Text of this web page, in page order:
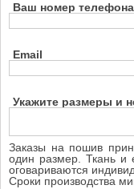
Ваш номер телефона
Email
Укажите размеры и
Заказы на пошив
один размер. Ткань и
оговариваются
Сроки производства